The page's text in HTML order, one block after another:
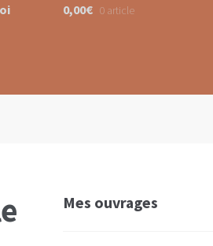
0,00€ 0 article
Mes ouvrages